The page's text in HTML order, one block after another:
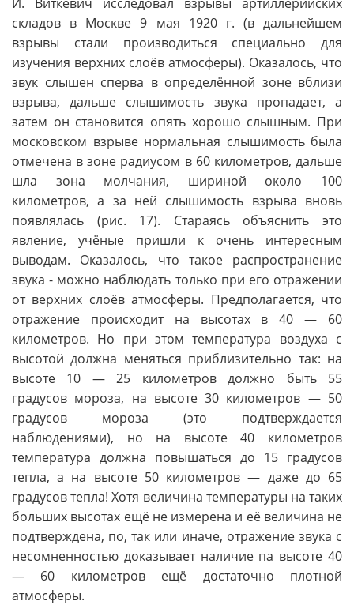
складов в Москве 9 мая 1920 г. (в дальнейшем
взрывы стали производиться специально для
изучения верхних слоёв атмосферы). Оказалось, что
звук слышен сперва в определённой зоне вблизи
взрыва, дальше слышимость звука пропадает, а
затем он становится опять хорошо слышным. При
московском взрыве нормальная слышимость была
отмечена в зоне радиусом в 60 километров, дальше
шла зона молчания, шириной около 100
километров, а за ней слышимость взрыва вновь
появлялась (рис. 17). Стараясь объяснить это
явление, учёные пришли к очень интересным
выводам. Оказалось, что такое распространение
звука - можно наблюдать только при его отражении
от верхних слоёв атмосферы. Предполагается, что
отражение происходит на высотах в 40 — 60
километров. Но при этом температура воздуха с
высотой должна меняться приблизительно так: на
высоте 10 — 25 километров должно быть 55
градусов мороза, на высоте 30 километров — 50
градусов мороза (это подтверждается
наблюдениями), но на высоте 40 километров
температура должна повышаться до 15 градусов
тепла, а на высоте 50 километров — даже до 65
градусов тепла! Хотя величина температуры на таких
больших высотах ещё не измерена и её величина не
подтверждена, по, так или иначе, отражение звука с
несомненностью доказывает наличие па высоте 40
— 60 километров ещё достаточно плотной
атмосферы.